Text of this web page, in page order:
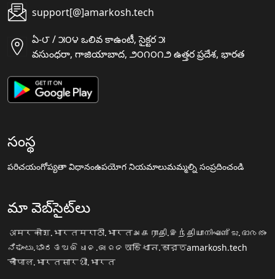
support[@]amarkosh.tech
ఏ-౮ / ౫౦౪ ఒలివ కాఉంటీ, సైక్టర ౫
వసుంధరా, గాజియాబాద, ౨౦౧౦౧౨ ఉత్తర ప్రదేశ, భారత
సంస్థ
పరిచయంగోప్యతా విధానంఉపయోగ నియమాలుమమ్మల్ని సంప్రదించండి
మా వెబ్‌సైట్‌లు
अमरकोश.भारतमराठी.भारतஅகராதி.இந்தியாനിഘണ്ടു.ഭാരതം
ನಿಘಂಟು.ಭಾರತ ଅଭିଧାନ.ଭାରତ অভিধান.ভারতamarkosh.tech
चौपाल.भारतसारथी.भारत